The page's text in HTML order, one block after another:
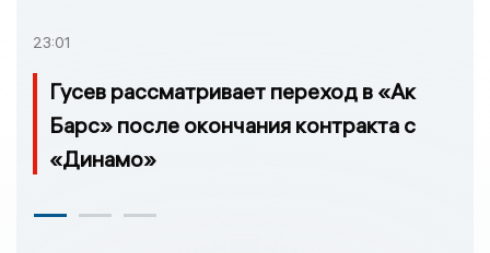
23:01
Гусев рассматривает переход в «Ак
Барс» после окончания контракта с
«Динамо»